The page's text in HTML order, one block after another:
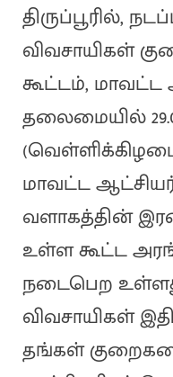
திருப்பூரில்,
விவசாயிகள்
கூட்டம்,
தலைமையில்
மாவட்ட
வளாகத்தின்
உள்ள கூட்ட
நடைபெற
விவசாயிகள்
தங்கள்